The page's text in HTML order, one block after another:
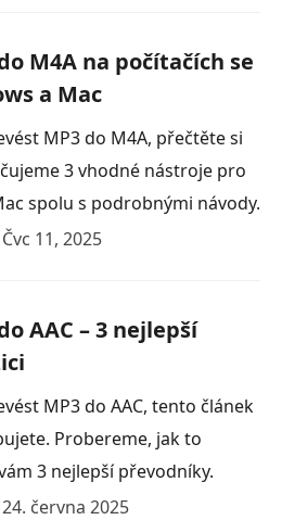
M4A na počítačích se
a Mac
MP3 do M4A, přečtěte si
3 vhodné nástroje pro
spolu s podrobnými návody.
Čvc 11, 2025
AAC – 3 nejlepší
MP3 do AAC, tento článek
Probereme, jak to
3 nejlepší převodníky.
24. června 2025